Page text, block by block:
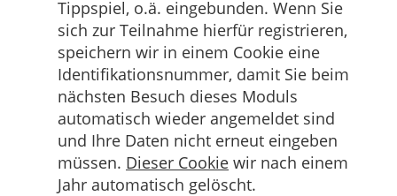
Tippspiel, o.ä. eingebunden. Wenn Sie
sich zur Teilnahme hierfür registrieren,
speichern wir in einem Cookie eine
Identifikationsnummer, damit Sie beim
nächsten Besuch dieses Moduls
automatisch wieder angemeldet sind
und Ihre Daten nicht erneut eingeben
müssen. Dieser Cookie wir nach einem
Jahr automatisch gelöscht.